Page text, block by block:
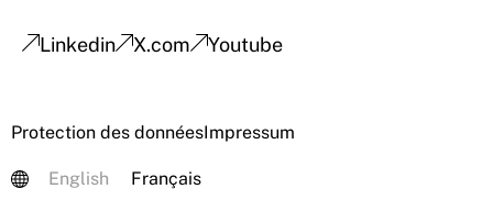
Linkedin X.com Youtube
Protection des donnéesImpressum
English Français